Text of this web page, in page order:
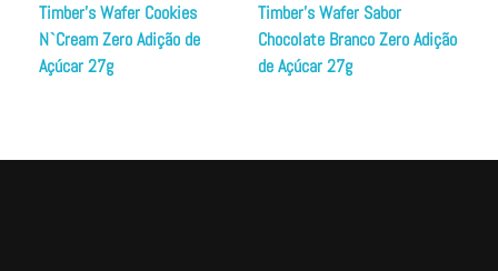
Timber’s Wafer Cookies
N`Cream Zero Adição de
Açúcar 27g
Timber’s Wafer Sabor
Chocolate Branco Zero Adição
de Açúcar 27g